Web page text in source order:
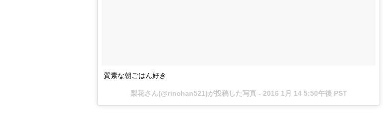
質素な朝ごはん好き
梨花さん(@rinchan521)が投稿した写真 - 2016 1月 14 5:50午後 PST